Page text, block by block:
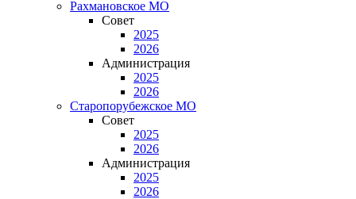
Рахмановское МО
Совет
2025
2026
Администрация
2025
2026
Старопорубежское МО
Совет
2025
2026
Администрация
2025
2026